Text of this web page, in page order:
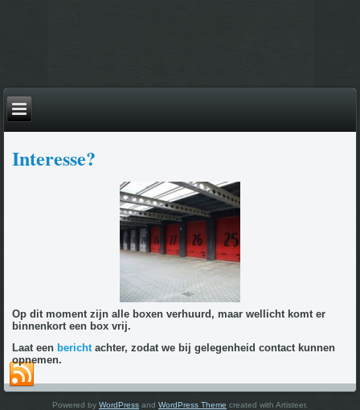
Interesse?
Op dit moment zijn alle boxen verhuurd, maar wellicht komt er
binnenkort een box vrij.
Laat een bericht achter, zodat we bij gelegenheid contact kunnen
opnemen.
Powered by WordPress and WordPress Theme created with Artisteer.